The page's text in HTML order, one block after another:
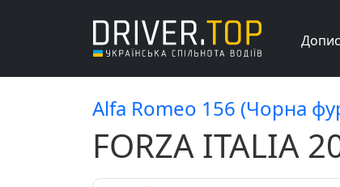
Alfa Romeo 156 (Чорна
FORZA ITALIA